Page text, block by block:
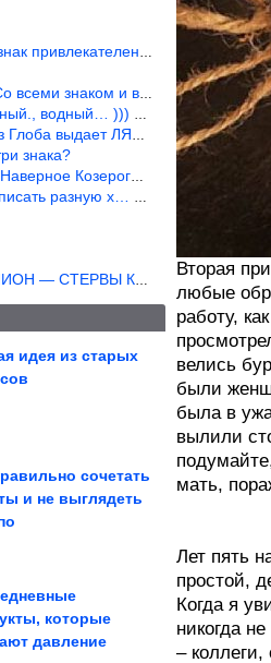
И среди Весов, Близнецов встреч
и все одиноки и Я )))
))) выбери сам трех из 9 )))
А корректоры, редакторы пропус
знака?
Рога жена Рыба наставила ))
йню? Автор что то обкурился?
КАКИХ ЕЩЕ ПОИСКАТЬ НАДО
маленькие люди
идея из старых
сочетать
и не выглядеть
которые
давление
Вторая
любые
работу,
велись
были
была в
вылили
мать,
Лет пять
простой,
Когда я
никогда
– коллеги,